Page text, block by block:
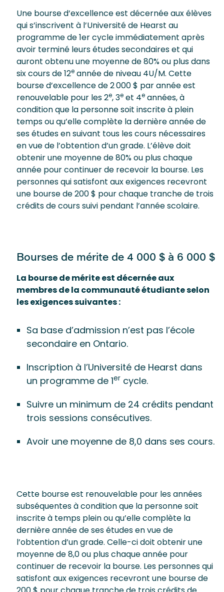
Une bourse d’excellence est décernée aux élèves
qui s’inscrivent à l’Université de Hearst au
programme de 1er cycle immédiatement après
avoir terminé leurs études secondaires et qui
auront obtenu une moyenne de 80% ou plus dans
six cours de 12e année de niveau 4U/M. Cette
bourse d’excellence de 2 000 $ par année est
renouvelable pour les 2e, 3e et 4e années, à
condition que la personne soit inscrite à plein
temps ou qu’elle complète la dernière année de
ses études en suivant tous les cours nécessaires
en vue de l’obtention d’un grade. L’élève doit
obtenir une moyenne de 80% ou plus chaque
année pour continuer de recevoir la bourse. Les
personnes qui satisfont aux exigences recevront
une bourse de 200 $ pour chaque tranche de trois
crédits de cours suivi pendant l’année scolaire.
Bourses de mérite de 4 000 $ à 6 000 $
La bourse de mérite est décernée aux
membres de la communauté étudiante selon
les exigences suivantes :
Sa base d’admission n’est pas l’école
secondaire en Ontario.
Inscription à l’Université de Hearst dans
un programme de 1er cycle.
Suivre un minimum de 24 crédits pendant
trois sessions consécutives.
Avoir une moyenne de 8,0 dans ses cours.
Cette bourse est renouvelable pour les années
subséquentes à condition que la personne soit
inscrite à temps plein ou qu’elle complète la
dernière année de ses études en vue de
l’obtention d’un grade. Celle-ci doit obtenir une
moyenne de 8,0 ou plus chaque année pour
continuer de recevoir la bourse. Les personnes qui
satisfont aux exigences recevront une bourse de